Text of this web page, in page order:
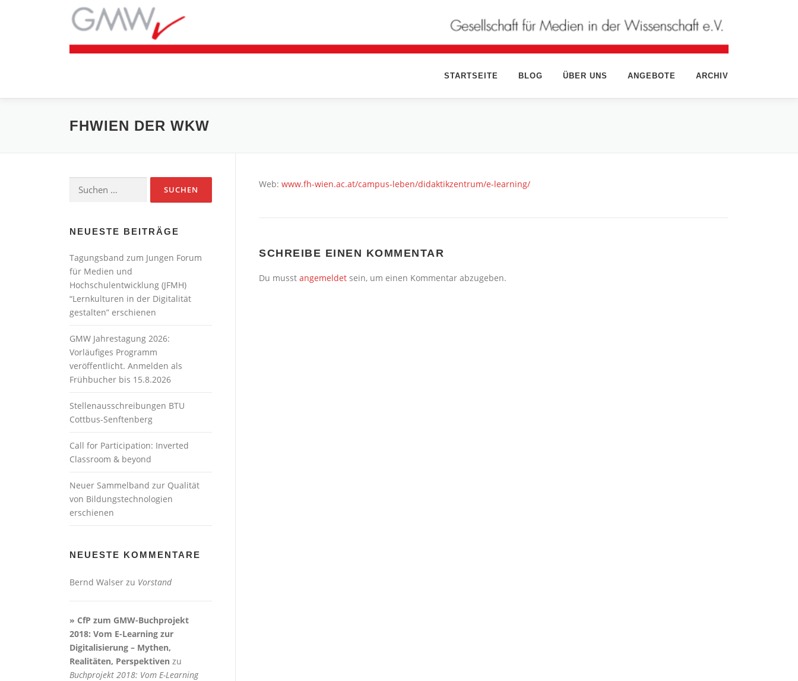
STARTSEITE BLOG ÜBER UNS ANGEBOTE ARCHIV
FHWIEN DER WKW
Web: www.fh-wien.ac.at/campus-leben/didaktikzentrum/e-learning/
SCHREIBE EINEN KOMMENTAR
Du musst angemeldet sein, um einen Kommentar abzugeben.
nach:
NEUESTE BEITRÄGE
Tagungsband zum Jungen Forum
für Medien und
Hochschulentwicklung (JFMH)
“Lernkulturen in der Digitalität
gestalten” erschienen
GMW Jahrestagung 2026:
Vorläufiges Programm
veröffentlicht. Anmelden als
Frühbucher bis 15.8.2026
Stellenausschreibungen BTU
Cottbus-Senftenberg
Call for Participation: Inverted
Classroom & beyond
Neuer Sammelband zur Qualität
von Bildungstechnologien
erschienen
NEUESTE KOMMENTARE
Bernd Walser zu Vorstand
» CfP zum GMW-Buchprojekt
2018: Vom E-Learning zur
Digitalisierung – Mythen,
Realitäten, Perspektiven zu
Buchprojekt 2018: Vom E-Learning